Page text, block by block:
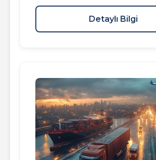
Detaylı Bilgi